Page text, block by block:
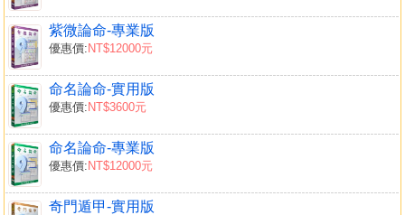
紫微論命-專業版
優惠價:NT$12000元
命名論命-實用版
優惠價:NT$3600元
命名論命-專業版
優惠價:NT$12000元
奇門遁甲-實用版